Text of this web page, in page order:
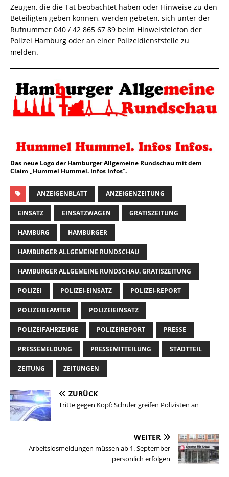
Zeugen, die die Tat beobachtet haben oder Hinweise zu den
Beteiligten geben können, werden gebeten, sich unter der
Rufnummer 040 / 42 865 67 89 beim Hinweistelefon der
Polizei Hamburg oder an einer Polizeidienststelle zu
melden.
Das neue Logo der Hamburger Allgemeine Rundschau mit dem
Claim „Hummel Hummel. Infos Infos“.
ANZEIGENBLATT ANZEIGENZEITUNG
EINSATZ EINSATZWAGEN GRATISZEITUNG
HAMBURG HAMBURGER
HAMBURGER ALLGEMEINE RUNDSCHAU
HAMBURGER ALLGEMEINE RUNDSCHAU. GRATISZEITUNG
POLIZEI POLIZEI-EINSATZ POLIZEI-REPORT
POLIZEIBEAMTER POLIZEIEINSATZ
POLIZEIFAHRZEUGE POLIZEIREPORT PRESSE
PRESSEMELDUNG PRESSEMITTEILUNG STADTTEIL
ZEITUNG ZEITUNGEN
ZURÜCK
Tritte gegen Kopf: Schüler greifen Polizisten an
WEITER
Arbeitslosmeldungen müssen ab 1. September
persönlich erfolgen